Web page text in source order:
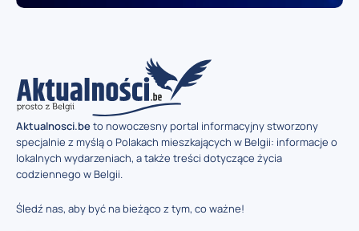
Aktualnosci.beto nowoczesny portal informacyjny stworzony
specjalnie z myślą o Polakach mieszkających w Belgii: informacje o
lokalnych wydarzeniach, a także treści dotyczące życia
codziennego w Belgii.
Śledź nas, aby być na bieżąco z tym, co ważne!